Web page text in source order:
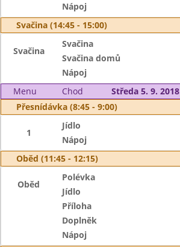
Nápoj
Svačina (14:45 - 15:00)
Svačina
Svačina
Svačina domů
Nápoj
Menu
Chod
Středa 5. 9. 2018
Přesnídávka (8:45 - 9:00)
1
Jídlo
Nápoj
Oběd (11:45 - 12:15)
Oběd
Polévka
Jídlo
Příloha
Doplněk
Nápoj